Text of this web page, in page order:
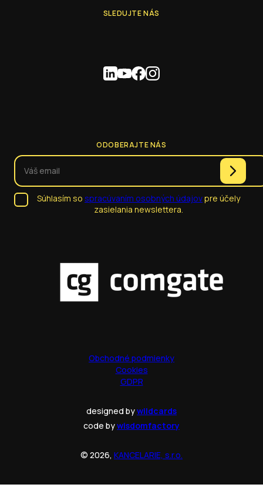
SLEDUJTE NÁS
ODOBERAJTE NÁS
Súhlasím so spracúvaním osobných údajovpre účely
zasielania newslettera.
Obchodné podmienky
Cookies
GDPR
designed bywildcards
code bywisdomfactory
© 2026, KANCELARIE, s.r.o.